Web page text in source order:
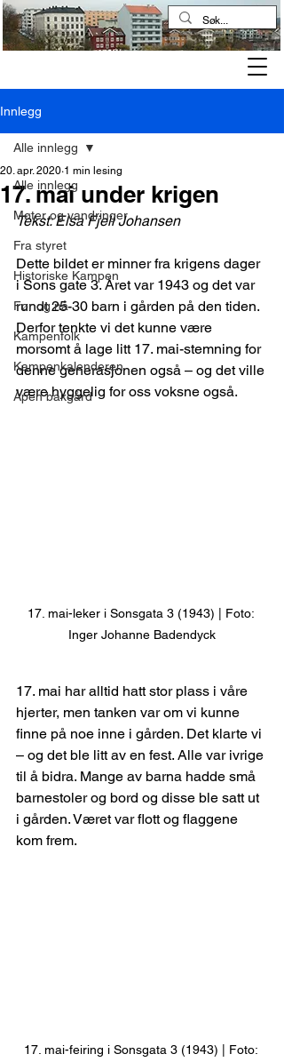
Innlegg
Alle innlegg
Møter og vandringer
Fra styret
Historiske Kampen
Før og nå
Kampenfolk
Kampenkalenderen
Åpen bakgård
Alle innlegg
17. mai under krigen
20. apr. 2020 1 min lesing
Tekst: Elsa Fjell Johansen
Dette bildet er minner fra krigens dager
i Sons gate 3. Året var 1943 og det var
rundt 25-30 barn i gården på den tiden.
Derfor tenkte vi det kunne være
morsomt å lage litt 17. mai-stemning for
denne generasjonen også – og det ville
være hyggelig for oss voksne også.
17. mai-leker i Sonsgata 3 (1943) | Foto:
Inger Johanne Badendyck
17. mai har alltid hatt stor plass i våre
hjerter, men tanken var om vi kunne
finne på noe inne i gården. Det klarte vi
– og det ble litt av en fest. Alle var ivrige
til å bidra. Mange av barna hadde små
barnestoler og bord og disse ble satt ut
i gården. Været var flott og flaggene
kom frem.
17. mai-feiring i Sonsgata 3 (1943) | Foto: